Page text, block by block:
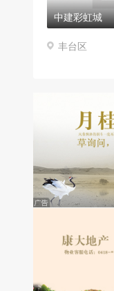
中建彩虹城
丰台区